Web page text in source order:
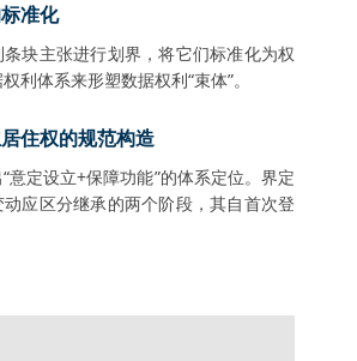
准化
块主张进行划界，将它们标准化为权
利体系来形塑数据权利“束体”。
住权的规范构造
意定设立+保障功能”的体系定位。界定
动应区分继承的两个阶段，其自首次登